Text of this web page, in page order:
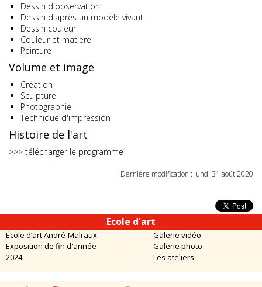
Dessin d'observation
Dessin d'après un modèle vivant
Dessin couleur
Couleur et matière
Peinture
Volume et image
Création
Sculpture
Photographie
Technique d'impression
Histoire de l'art
>>> télécharger le programme
Dernière modification : lundi 31 août 2020
Ecole d'art
École d’art André-Malraux
Exposition de fin d'année
2024
Galerie vidéo
Galerie photo
Les ateliers